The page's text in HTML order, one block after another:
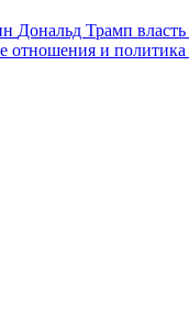
Дональд Трамп власть
отношения и политика